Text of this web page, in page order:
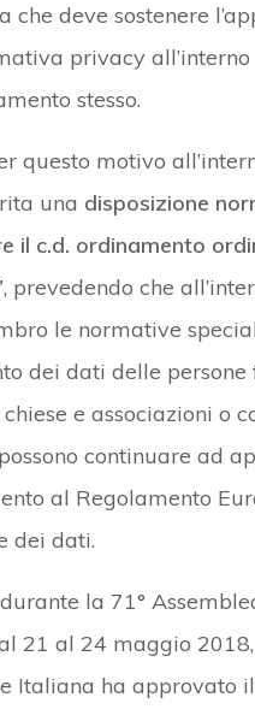
che deve sostenere
privacy all’interno
stesso.
questo motivo
una disposizione
il c.d. ordinamento
, prevedendo che
le normative
dei dati delle persone
e associazioni o
continuare ad
al Regolamento
dei dati.
la 71°
21 al 24 maggio
Italiana ha approvato